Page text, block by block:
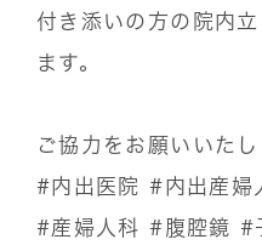
付き添いの方の院内
ます。
ご協力をお願いいたし
#内出医院
#内出産婦
#産婦人科 #腹腔鏡 #